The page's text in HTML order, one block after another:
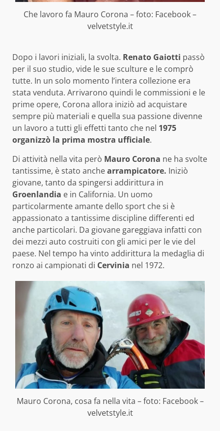
Che lavoro fa Mauro Corona – foto: Facebook –
velvetstyle.it
Dopo i lavori iniziali, la svolta. Renato Gaiotti passò
per il suo studio, vide le sue sculture e le comprò
tutte. In un solo momento l’intera collezione era
stata venduta. Arrivarono quindi le commissioni e le
prime opere, Corona allora iniziò ad acquistare
sempre più materiali e quella sua passione divenne
un lavoro a tutti gli effetti tanto che nel 1975
organizzò la prima mostra ufficiale.
Di attività nella vita però Mauro Corona ne ha svolte
tantissime, è stato anchearrampicatore. Iniziò
giovane, tanto da spingersi addirittura in
Groenlandia e in California. Un uomo
particolarmente amante dello sport che si è
appassionato a tantissime discipline differenti ed
anche particolari. Da giovane gareggiava infatti con
dei mezzi auto costruiti con gli amici per le vie del
paese. Nel tempo ha vinto addirittura la medaglia di
ronzo ai campionati di Cervinia nel 1972.
Mauro Corona, cosa fa nella vita – foto: Facebook –
velvetstyle.it